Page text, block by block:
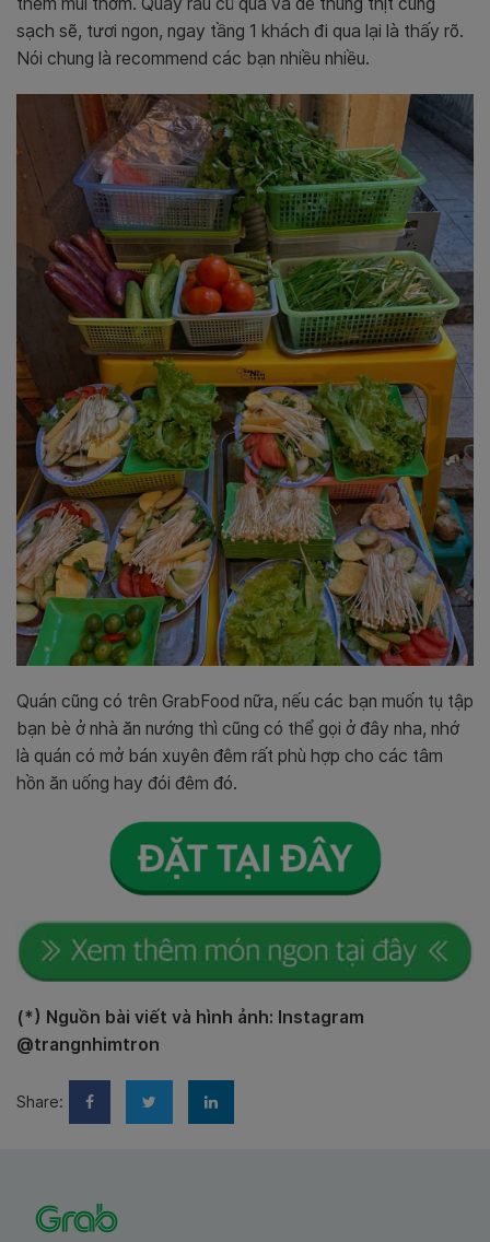
thêm mùi thơm. Quầy rau củ quả và để thùng thịt cũng
sạch sẽ, tươi ngon, ngay tầng 1 khách đi qua lại là thấy rõ.
Nói chung là recommend các bạn nhiều nhiều.
Quán cũng có trên GrabFood nữa, nếu các bạn muốn tụ tập
bạn bè ở nhà ăn nướng thì cũng có thể gọi ở đây nha, nhớ
là quán có mở bán xuyên đêm rất phù hợp cho các tâm
hồn ăn uống hay đói đêm đó.
(*) Nguồn bài viết và hình ảnh: Instagram
@trangnhimtron
Share: